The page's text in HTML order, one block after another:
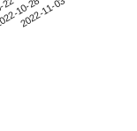
10-28
2022-11-03